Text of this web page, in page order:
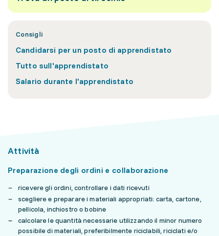
Consigli
Candidarsi per un posto di apprendistato
Tutto sull'apprendistato
Salario durante l'apprendistato
Attività
Preparazione degli ordini e collaborazione
ricevere gli ordini, controllare i dati ricevuti
scegliere e preparare i materiali appropriati: carta, cartone,
pellicola, inchiostro o bobine
calcolare le quantità necessarie utilizzando il minor numero
possibile di materiali, preferibilmente riciclabili, riciclati e/o